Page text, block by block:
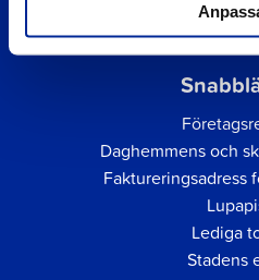
Daghemmens och
Faktureringsadress
Lediga
Stadens